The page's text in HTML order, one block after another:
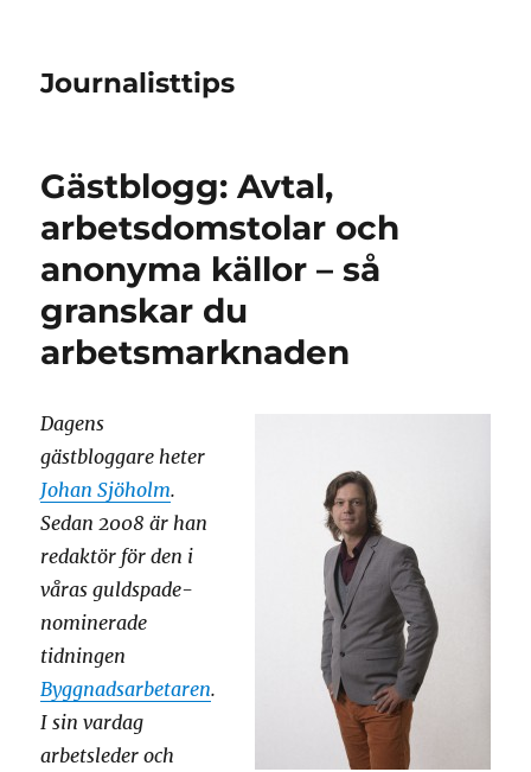
Journalisttips
Gästblogg: Avtal,
arbetsdomstolar och
anonyma källor – så
granskar du
arbetsmarknaden
Dagens
gästbloggare heter
Johan Sjöholm.
Sedan 2008 är han
redaktör för den i
våras guldspade-
nominerade
tidningen
Byggnadsarbetaren.
I sin vardag
arbetsleder och